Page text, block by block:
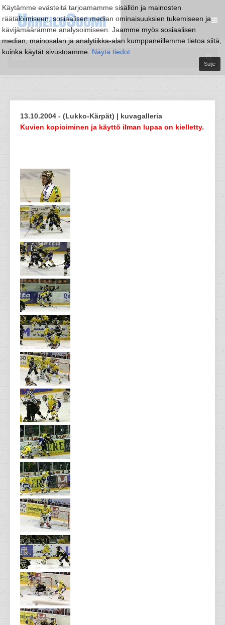
Käytämme evästeitä tarjoamamme sisällön ja mainosten
räätälöimiseen, sosiaalisen median ominaisuuksien tukemiseen ja
kävijämäärämme analysoimiseen. Jaamme myös sosiaalisen
median, mainosalan ja analytiikka-alan kumppaneillemme tietoa siitä,
kuinka käytät sivustoamme. Näytä tiedot
Sulje
13.10.2004 - (Lukko-Kärpät) | kuvagalleria
Kuvien kopioiminen ja käyttö ilman lupaa on kielletty.